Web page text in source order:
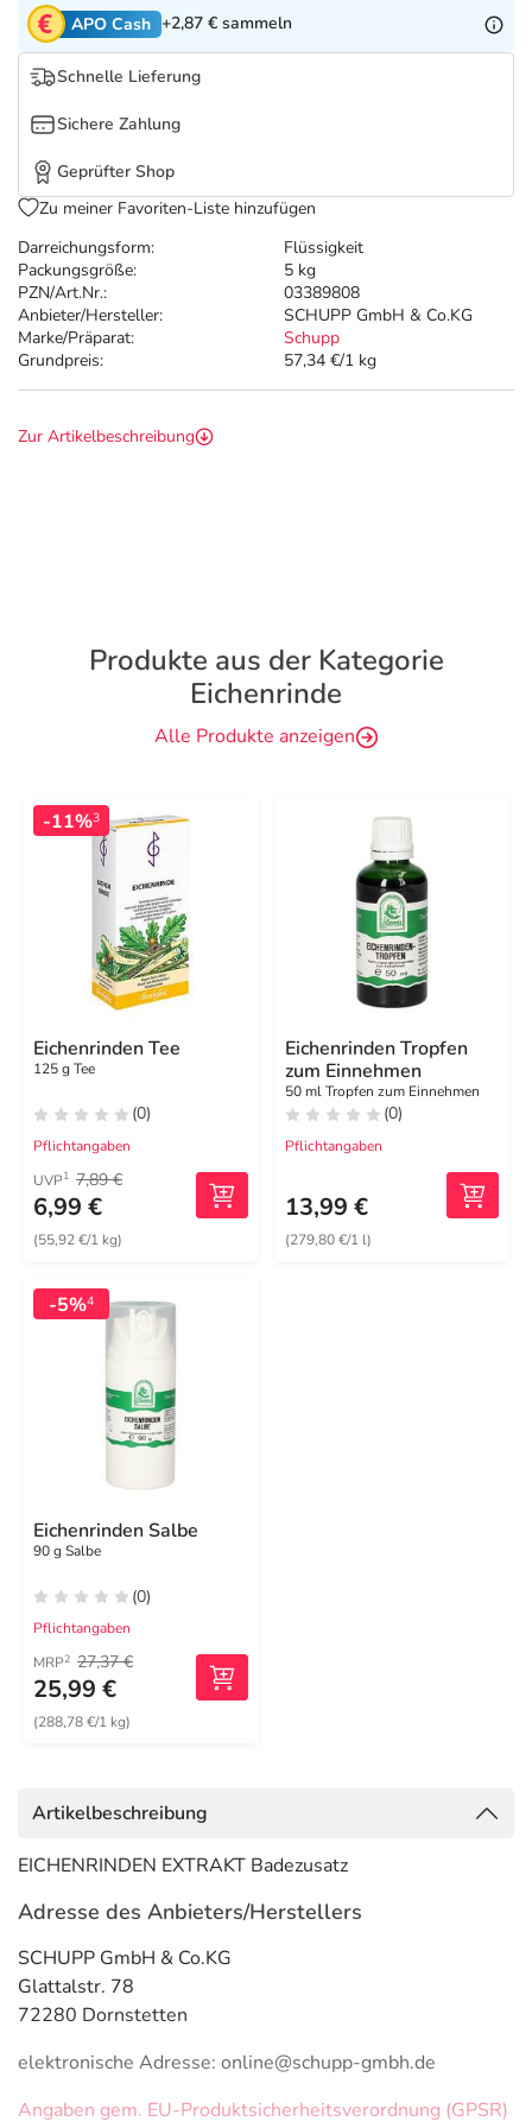
Tierapotheke
Vitamine & Mineralstoffe
Marken
Salus Deals
Darreichungsform:
Flüssigkeit
Packungsgröße:
5 kg
PZN/Art.Nr.:
03389808
Anbieter/Hersteller:
SCHUPP GmbH & Co.KG
Marke/Präparat:
Schupp
Grundpreis:
57,34 €/1 kg
APO Cash +2,87 € sammeln
Schnelle Lieferung
Sichere Zahlung
Geprüfter Shop
Zu meiner Favoriten-Liste hinzufügen
Zur Artikelbeschreibung
Produkte aus der Kategorie
Eichenrinde
Alle Produkte anzeigen
-11%3
Eichenrinden Tee
125 g Tee
(0)
Pflichtangaben
UVP1 7,89 €
6,99 €
(55,92 €/1 kg)
Eichenrinden Tropfen
zum Einnehmen
50 ml Tropfen zum Einnehmen
(0)
Pflichtangaben
13,99 €
(279,80 €/1 l)
-5%4
Eichenrinden Salbe
90 g Salbe
(0)
Pflichtangaben
MRP2 27,37 €
25,99 €
(288,78 €/1 kg)
Artikelbeschreibung
EICHENRINDEN EXTRAKT Badezusatz
Adresse des Anbieters/Herstellers
SCHUPP GmbH & Co.KG
Glattalstr. 78
72280 Dornstetten
elektronische Adresse: online@schupp-gmbh.de
Angaben gem. EU-Produktsicherheitsverordnung (GPSR)